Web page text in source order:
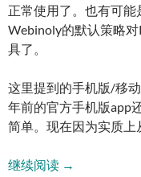
正常使用了。也有可
Webinoly的默认策略对
具了。
这里提到的手机版/移
年前的官方手机版app
简单。现在因为实质上
继续阅读WordPress 手
→